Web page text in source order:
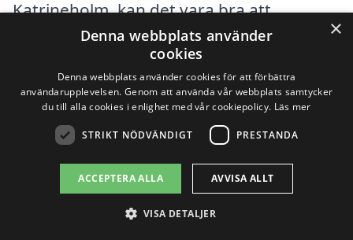
Katrineholm, kan det vara bra att
överväga alternativ i närliggande städer.
Här är några städer nära Katrineholm där
du kan hitta professionella tjänster:
Nyköping
Eskilstuna
×
Denna webbplats använder
cookies
Denna webbplats använder cookies för att förbättra
användarupplevelsen. Genom att använda vår webbplats samtycker
du till alla cookies i enlighet med vår cookiepolicy. Läs mer
STRIKT NÖDVÄNDIGT PRESTANDA
ACCEPTERA ALLA AVVISA ALLT
VISA DETALJER